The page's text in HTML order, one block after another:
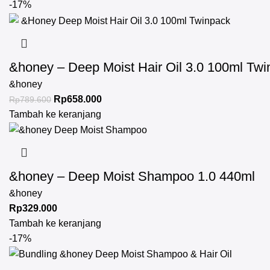
-17%
&honey – Deep Moist Hair Oil 3.0 100ml
&honey
Rp789.600 Rp658.000
Tambah ke keranjang
&honey – Deep Moist Shampoo 1.0 440ml
&honey
Rp329.000
Tambah ke keranjang
-17%